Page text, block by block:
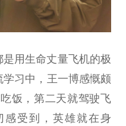
用生命丈量飞机的极
学习中，王一博感慨颇
饭，第二天就驾驶飞
受到，英雄就在身